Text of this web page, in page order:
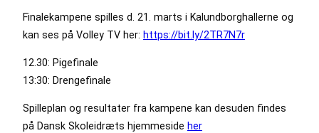
Finalekampene spilles d. 21. marts i Kalundborghallerne og
kan ses på Volley TV her: https://bit.ly/2TR7N7r
12.30: Pigefinale
13:30: Drengefinale
Spilleplan og resultater fra kampene kan desuden findes
på Dansk Skoleidræts hjemmeside her